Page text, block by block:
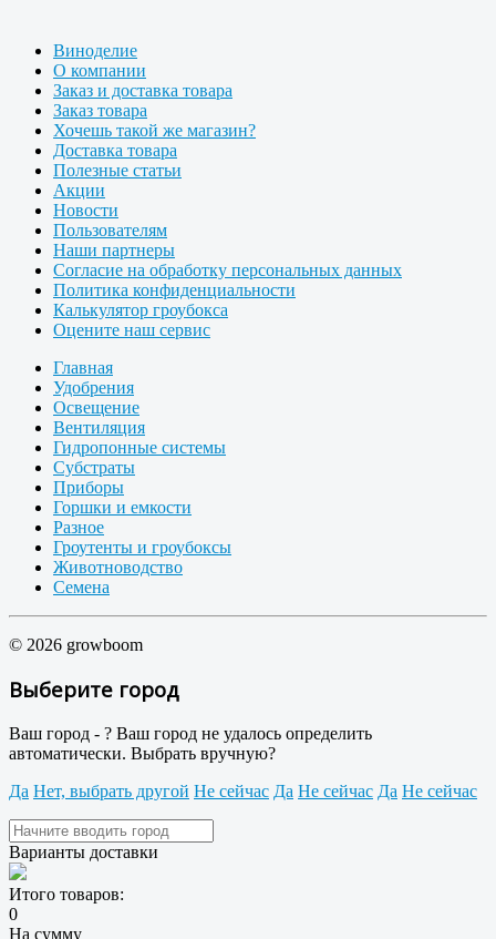
Виноделие
О компании
Заказ и доставка товара
Заказ товара
Хочешь такой же магазин?
Доставка товара
Полезные статьи
Акции
Новости
Пользователям
Наши партнеры
Согласие на обработку персональных данных
Политика конфиденциальности
Калькулятор гроубокса
Оцените наш сервис
Главная
Удобрения
Освещение
Вентиляция
Гидропонные системы
Субстраты
Приборы
Горшки и емкости
Разное
Гроутенты и гроубоксы
Животноводство
Семена
© 2026 growboom
Выберите город
Ваш город - ? Ваш город не удалось определить
автоматически. Выбрать вручную?
Да Нет, выбрать другой Не сейчас Да Не сейчас Да Не сейчас
Варианты доставки
Итого товаров:
0
На сумму